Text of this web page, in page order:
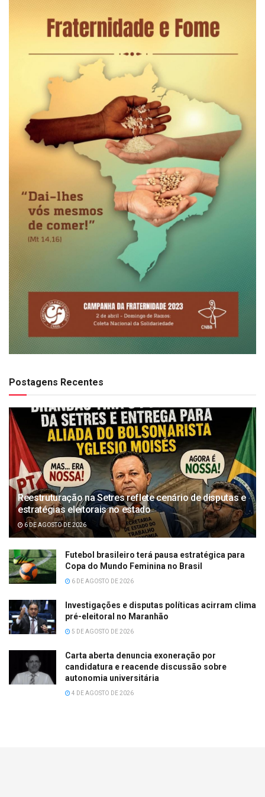
Postagens Recentes
Reestruturação na Setres reflete cenário de disputas e
estratégias eleitorais no estado
6 DE AGOSTO DE 2026
Futebol brasileiro terá pausa estratégica para
Copa do Mundo Feminina no Brasil
6 DE AGOSTO DE 2026
Investigações e disputas políticas acirram clima
pré-eleitoral no Maranhão
5 DE AGOSTO DE 2026
Carta aberta denuncia exoneração por
candidatura e reacende discussão sobre
autonomia universitária
4 DE AGOSTO DE 2026